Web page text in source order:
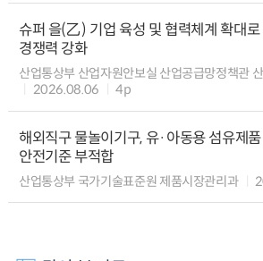
슈퍼 을(乙) 기업 육성 및 협력체계 확대로
경쟁력 강화
산업통상부 산업자원안보실 산업공급망정책관
2026.08.06
4p
해외직구 물놀이기구, 유·아동용 섬유제
안전기준 부적합
산업통상부 국가기술표준원 제품시장관리과